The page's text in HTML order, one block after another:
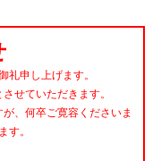
礼申し上げます。
せていただきます。
、何卒ご寛容くださいま
す。